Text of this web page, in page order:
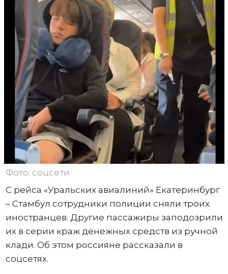
Фото: соцсети
С рейса «Уральских авиалиний» Екатеринбург
– Стамбул сотрудники полиции сняли троих
иностранцев. Другие пассажиры заподозрили
их в серии краж денежных средств из ручной
клади. Об этом россияне рассказали в
соцсетях.